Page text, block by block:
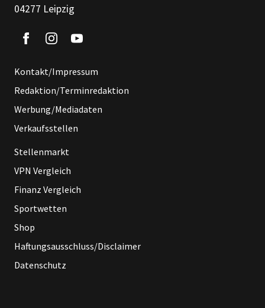
04277 Leipzig
Kontakt/Impressum
Redaktion/Terminredaktion
Werbung/Mediadaten
Verkaufsstellen
Stellenmarkt
VPN Vergleich
Finanz Vergleich
Sportwetten
Shop
Haftungsausschluss/Disclaimer
Datenschutz